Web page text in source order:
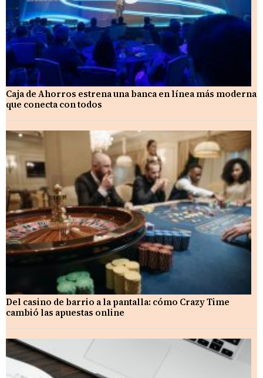
Caja de Ahorros estrena una banca en línea más moderna
que conecta con todos
Del casino de barrio a la pantalla: cómo Crazy Time
cambió las apuestas online